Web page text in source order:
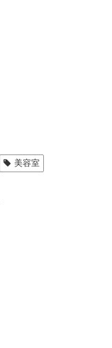
美容室